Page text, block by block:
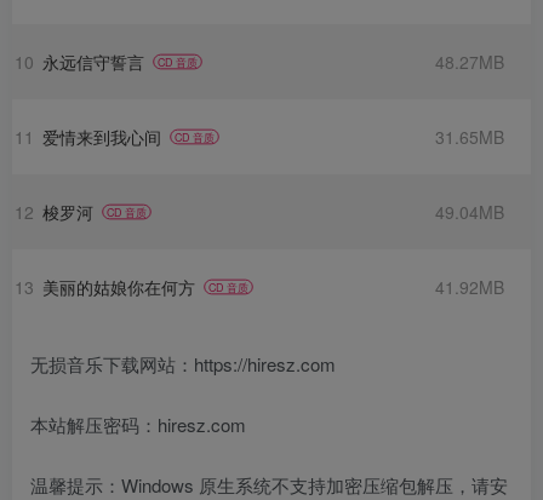
10 永远信守誓言 CD 音质 48.27MB
11 爱情来到我心间 CD 音质 31.65MB
12 梭罗河 CD 音质 49.04MB
13 美丽的姑娘你在何方 CD 音质 41.92MB
无损音乐下载网站：https://hiresz.com
本站解压密码：hiresz.com
温馨提示：Windows 原生系统不支持加密压缩包解压，请安